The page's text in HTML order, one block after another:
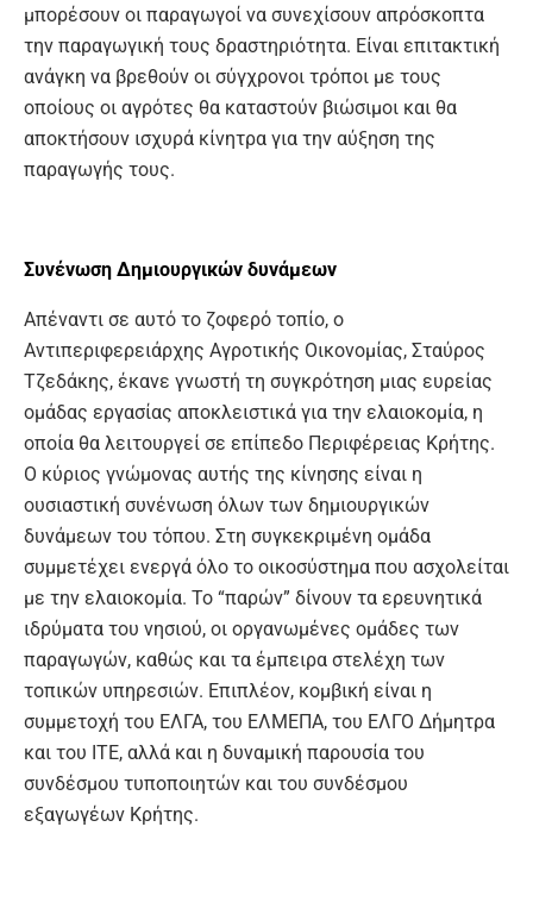
μπορέσουν οι παραγωγοί να συνεχίσουν απρόσκοπτα
την παραγωγική τους δραστηριότητα. Είναι επιτακτική
ανάγκη να βρεθούν οι σύγχρονοι τρόποι με τους
οποίους οι αγρότες θα καταστούν βιώσιμοι και θα
αποκτήσουν ισχυρά κίνητρα για την αύξηση της
παραγωγής τους.
Συνένωση Δημιουργικών δυνάμεων
Απέναντι σε αυτό το ζοφερό τοπίο, ο
Αντιπεριφερειάρχης Αγροτικής Οικονομίας, Σταύρος
Τζεδάκης, έκανε γνωστή τη συγκρότηση μιας ευρείας
ομάδας εργασίας αποκλειστικά για την ελαιοκομία, η
οποία θα λειτουργεί σε επίπεδο Περιφέρειας Κρήτης.
Ο κύριος γνώμονας αυτής της κίνησης είναι η
ουσιαστική συνένωση όλων των δημιουργικών
δυνάμεων του τόπου. Στη συγκεκριμένη ομάδα
συμμετέχει ενεργά όλο το οικοσύστημα που ασχολείται
με την ελαιοκομία. Το “παρών” δίνουν τα ερευνητικά
ιδρύματα του νησιού, οι οργανωμένες ομάδες των
παραγωγών, καθώς και τα έμπειρα στελέχη των
τοπικών υπηρεσιών. Επιπλέον, κομβική είναι η
συμμετοχή του ΕΛΓΑ, του ΕΛΜΕΠΑ, του ΕΛΓΟ Δήμητρα
και του ΙΤΕ, αλλά και η δυναμική παρουσία του
συνδέσμου τυποποιητών και του συνδέσμου
εξαγωγέων Κρήτης.